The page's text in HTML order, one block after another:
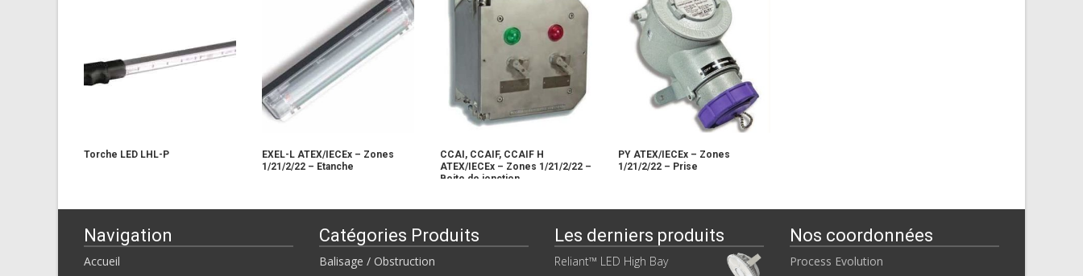
Torche LED LHL-P
EXEL-L ATEX/IECEx – Zones
1/21/2/22 – Etanche
CCAI, CCAIF, CCAIF H
ATEX/IECEx – Zones 1/21/2/22 –
Boite de jonction
PY ATEX/IECEx – Zones
1/21/2/22 – Prise
Navigation
Accueil
Catégories Produits
Balisage / Obstruction
Les derniers produits
Reliant™ LED High Bay
Nos coordonnées
Process Evolution